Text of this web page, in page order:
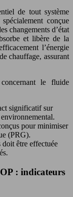
de tout système
conçue
changements d’état
et libère de la
l’énergie
chauffage, assurant
le fluide
significatif sur
pour minimiser
(PRG).
être effectuée
: indicateurs